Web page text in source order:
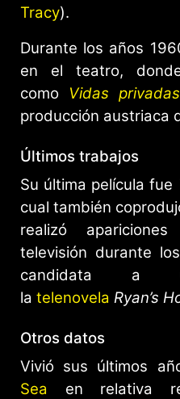
Tracy).
Durante los años
en el teatro,
como Vidas privadas
producción austriaca
Últimos trabajos
Su última película fue
cual también
realizó
televisión durante
candidata
la telenovela Ryan’s
Otros datos
Vivió sus últimos
Sea en relativa